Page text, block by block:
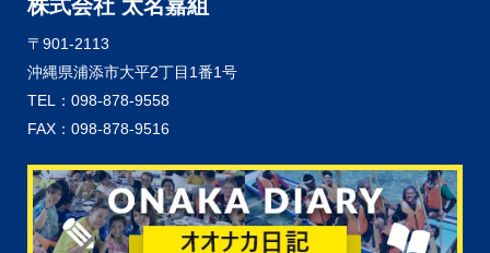
株式会社 太名嘉組
〒901-2113
沖縄県浦添市大平2丁目1番1号
TEL：098-878-9558
FAX：098-878-9516